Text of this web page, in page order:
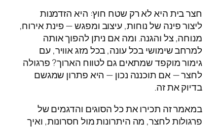
חצר בית היא לא רק שטח חוץ: היא הזדמנות
ליצור פינה של נוחות, עיצוב ומפגש — פינת אירוח,
מנוחה, צל והגנה. ומה אם ניתן להפוך אותה
למרחב שימושי בכל עונה, בכל מזג אוויר, עם
גימור מוקפד שמתאים גם לטווח הארוך? פרגולה
לחצר — אם תוכננה נכון — היא פתרון שמגשם
בדיוק את זה.
במאמר זה תכירו את כל הסוגים והדגמים של
פרגולות לחצר, מה היתרונות מול חסרונות, ואיך